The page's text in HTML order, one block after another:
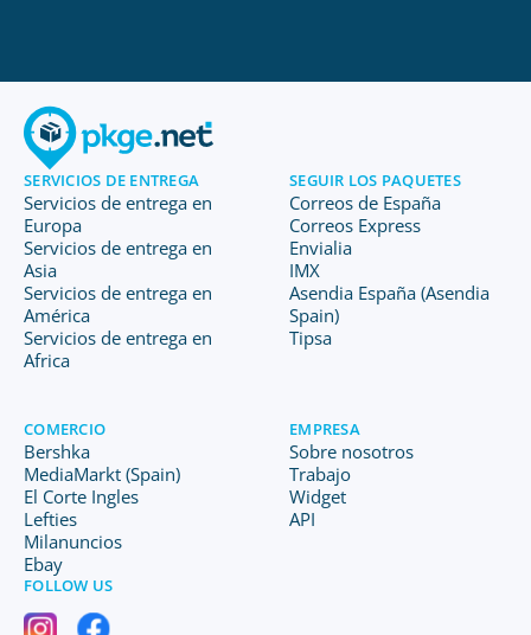
SERVICIOS DE ENTREGA
Servicios de entrega en
Europa
Servicios de entrega en
Asia
Servicios de entrega en
América
Servicios de entrega en
Africa
SEGUIR LOS PAQUETES
Correos de España
Correos Express
Envialia
IMX
Asendia España (Asendia
Spain)
Tipsa
COMERCIO
Bershka
MediaMarkt (Spain)
El Corte Ingles
Lefties
Milanuncios
Ebay
EMPRESA
Sobre nosotros
Trabajo
Widget
API
FOLLOW US